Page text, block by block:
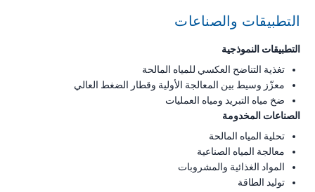
التطبيقات والصناعات
التطبيقات النموذجية
تغذية التناضح العكسي للمياه المالحة
معزّز وسيط بين المعالجة الأولية وقطار الضغط العالي
ضخ مياه التبريد ومياه العمليات
الصناعات المخدومة
تحلية المياه المالحة
معالجة المياه الصناعية
المواد الغذائية والمشروبات
توليد الطاقة